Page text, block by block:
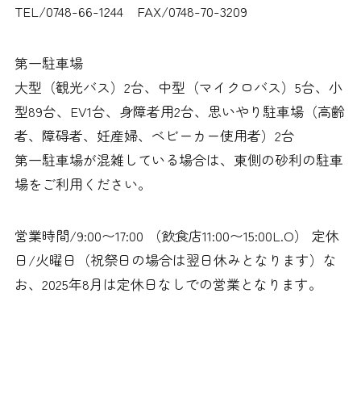
TEL/0748-66-1244 FAX/0748-70-3209
第一駐車場
大型（観光バス）2台、中型（マイクロバス）5台、小
型89台、EV1台、身障者用2台、思いやり駐車場（高齢
者、障碍者、妊産婦、ベビーカー使用者）2台
第一駐車場が混雑している場合は、東側の砂利の駐車
場をご利用ください。
営業時間/9:00〜17:00 （飲食店11:00〜15:00L.O） 定休
日/火曜日（祝祭日の場合は翌日休みとなります）な
お、2025年8月は定休日なしでの営業となります。